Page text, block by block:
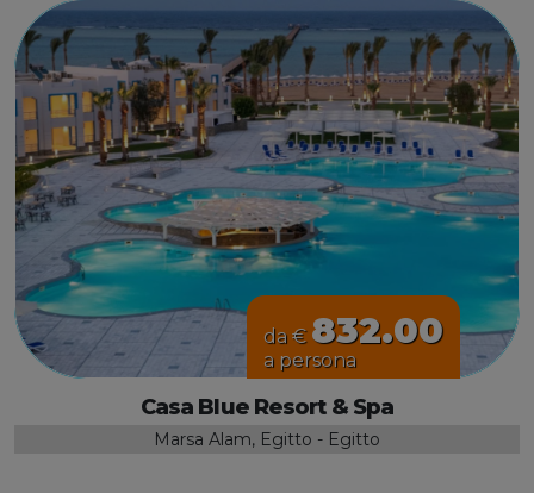
da € 832.00
a persona
Casa Blue Resort & Spa
Marsa Alam, Egitto - Egitto